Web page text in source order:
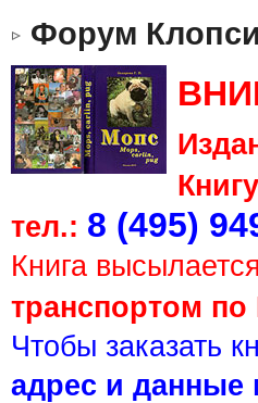
Форум
тел.: 8 (495)
Книга
транспортом по
Чтобы заказать
адрес и данные